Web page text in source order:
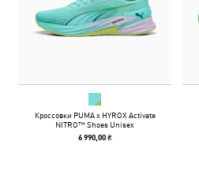
Кроссовки PUMA x HYROX Activate
NITRO™ Shoes Unisex
6 990,00 ₴